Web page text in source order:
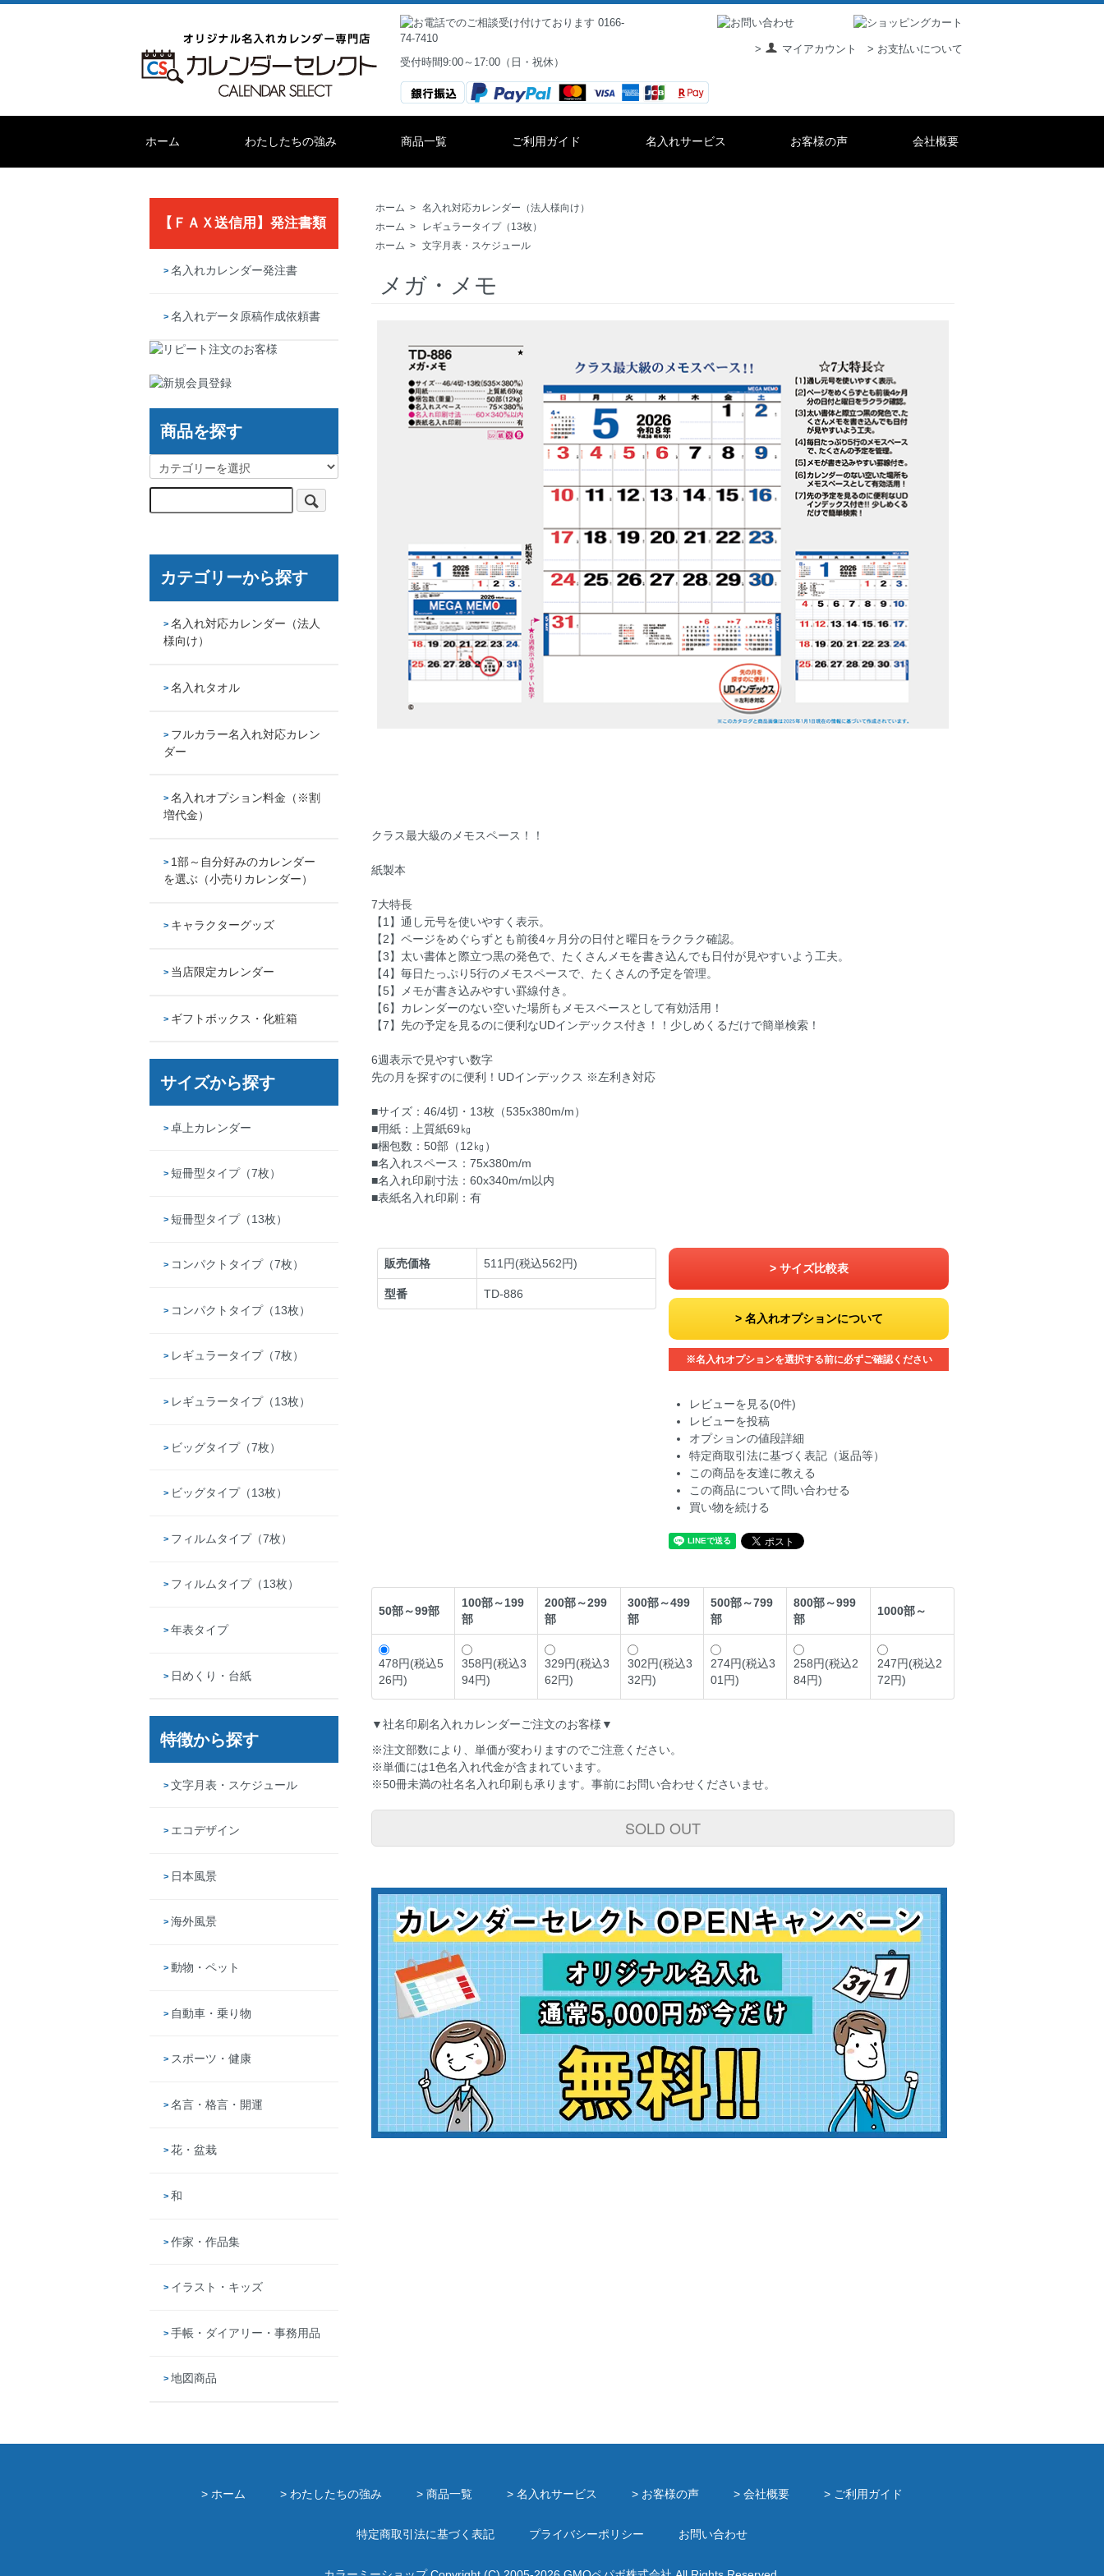
受付時間9:00～17:00（日・祝休）
> マイアカウント > お支払いについて
ホーム わたしたちの強み 商品一覧 ご利用ガイド 名入れサービス お客様の声 会社概要
ホーム > 名入れ対応カレンダー（法人様向け）
ホーム >
レギュラータイプ（13枚）
ホーム > 文字月表・スケジュール
メガ・メモ
クラス最大級のメモスペース！！
紙製本
7大特長
【1】通し元号を使いやすく表示。
【2】ページをめぐらずとも前後4ヶ月分の日付と曜日をラクラク確認。
【3】太い書体と際立つ黒の発色で、たくさんメモを書き込んでも日付が見やすいよう工夫。
【4】毎日たっぷり5行のメモスペースで、たくさんの予定を管理。
【5】メモが書き込みやすい罫線付き。
【6】カレンダーのない空いた場所もメモスペースとして有効活用！
【7】先の予定を見るのに便利なUDインデックス付き！！少しめくるだけで簡単検索！
6週表示で見やすい数字
先の月を探すのに便利！UDインデックス ※左利き対応
■サイズ：46/4切・13枚（535x380m/m）
■用紙：上質紙69㎏
■梱包数：50部（12㎏）
■名入れスペース：75x380m/m
■名入れ印刷寸法：60x340m/m以内
■表紙名入れ印刷：有
販売価格 511円(税込562円)
型番 TD-886
サイズ比較表
名入れオプションについて
※名入れオプションを選択する前に必ずご確認ください
レビューを見る(0件)
レビューを投稿
オプションの値段詳細
特定商取引法に基づく表記（返品等）
この商品を友達に教える
この商品について問い合わせる
買い物を続ける
50部～99部
100部～199
部
200部～299
部
300部～499
部
500部～799
部
800部～999
部
1000部～
478円(税込5
26円)
358円(税込3
94円)
329円(税込3
62円)
302円(税込3
32円)
274円(税込3
01円)
258円(税込2
84円)
247円(税込2
72円)
▼社名印刷名入れカレンダーご注文のお客様▼
※注文部数により、単価が変わりますのでご注意ください。
※単価には1色名入れ代金が含まれています。
※50冊未満の社名名入れ印刷も承ります。事前にお問い合わせくださいませ。
SOLD OUT
【ＦＡＸ送信用】発注書類
名入れカレンダー発注書
名入れデータ原稿作成依頼書
商品を探す
カテゴリーから探す
名入れ対応カレンダー（法人
様向け）
名入れタオル
フルカラー名入れ対応カレン
ダー
名入れオプション料金（※割
増代金）
1部～自分好みのカレンダー
を選ぶ（小売りカレンダー）
キャラクターグッズ
当店限定カレンダー
ギフトボックス・化粧箱
サイズから探す
卓上カレンダー
短冊型タイプ（7枚）
短冊型タイプ（13枚）
コンパクトタイプ（7枚）
コンパクトタイプ（13枚）
レギュラータイプ（7枚）
レギュラータイプ（13枚）
ビッグタイプ（7枚）
ビッグタイプ（13枚）
フィルムタイプ（7枚）
フィルムタイプ（13枚）
年表タイプ
日めくり・台紙
特徴から探す
文字月表・スケジュール
エコデザイン
日本風景
海外風景
動物・ペット
自動車・乗り物
スポーツ・健康
名言・格言・開運
花・盆栽
和
作家・作品集
イラスト・キッズ
手帳・ダイアリー・事務用品
地図商品
> ホーム > わたしたちの強み > 商品一覧 > 名入れサービス > お客様の声 > 会社概要 > ご利用ガイド
特定商取引法に基づく表記 プライバシーポリシー お問い合わせ